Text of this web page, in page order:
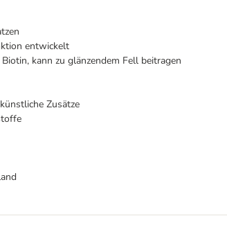
entwickelt
kann zu glänzendem Fell beitragen
Zusätze